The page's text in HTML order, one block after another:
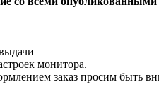
монитора.
заказ просим быть